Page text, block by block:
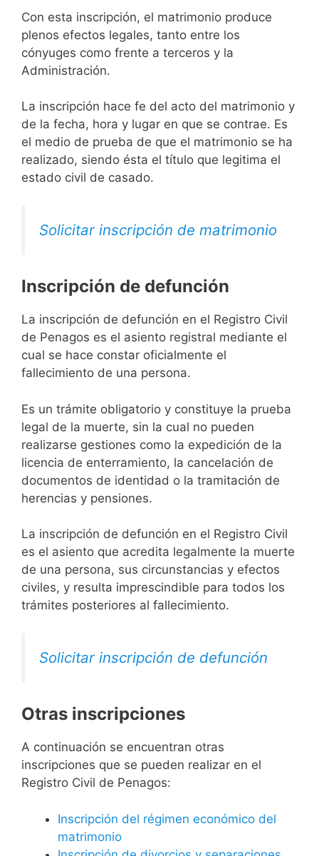
Con esta inscripción, el matrimonio produce
plenos efectos legales, tanto entre los
cónyuges como frente a terceros y la
Administración.
La inscripción hace fe del acto del matrimonio y
de la fecha, hora y lugar en que se contrae. Es
el medio de prueba de que el matrimonio se ha
realizado, siendo ésta el título que legitima el
estado civil de casado.
Solicitar inscripción de matrimonio
Inscripción de defunción
La inscripción de defunción en el Registro Civil
de Penagos es el asiento registral mediante el
cual se hace constar oficialmente el
fallecimiento de una persona.
Es un trámite obligatorio y constituye la prueba
legal de la muerte, sin la cual no pueden
realizarse gestiones como la expedición de la
licencia de enterramiento, la cancelación de
documentos de identidad o la tramitación de
herencias y pensiones.
La inscripción de defunción en el Registro Civil
es el asiento que acredita legalmente la muerte
de una persona, sus circunstancias y efectos
civiles, y resulta imprescindible para todos los
trámites posteriores al fallecimiento.
Solicitar inscripción de defunción
Otras inscripciones
A continuación se encuentran otras
inscripciones que se pueden realizar en el
Registro Civil de Penagos:
Inscripción del régimen económico del
matrimonio